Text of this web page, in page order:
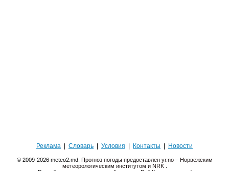
Реклама Словарь Условия Контакты Новости
© 2009-2026 meteo2.md. Прогноз погоды предоставлен yr.no – Норвежским
метеорологическим институтом и NRK